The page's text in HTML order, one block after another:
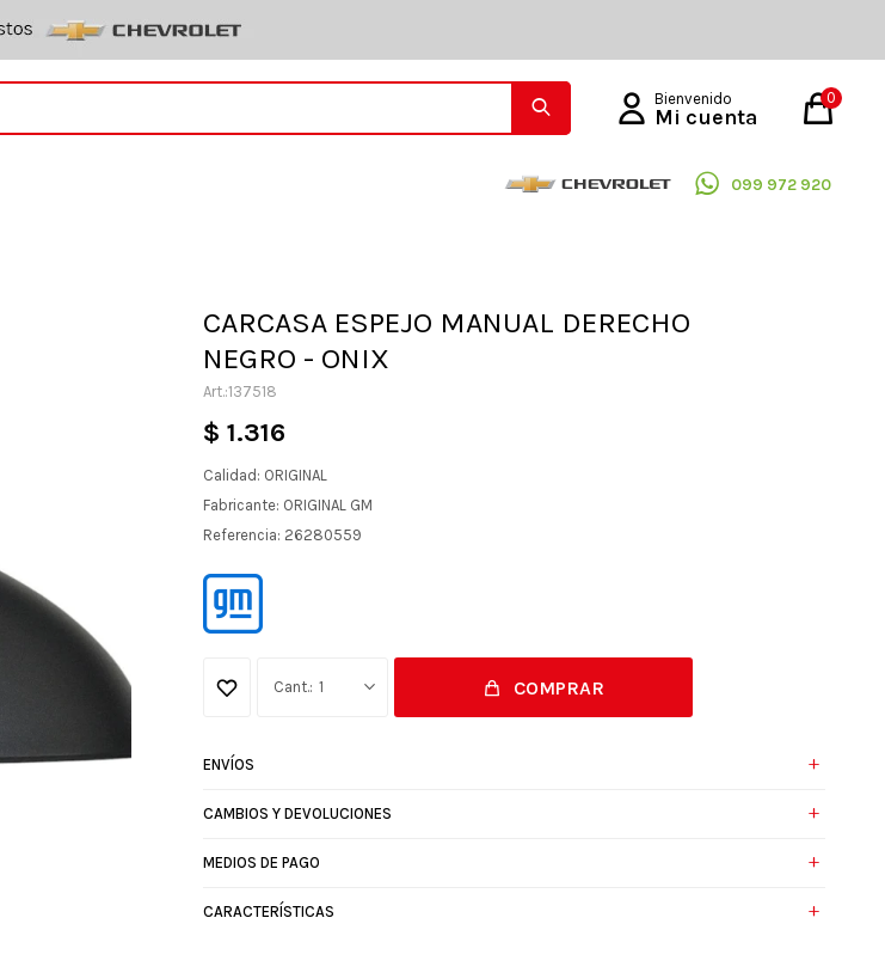
099 972 920
0
CARCASA ESPEJO MANUAL DERECHO
NEGRO - ONIX
137518
$ 1.316
Calidad: ORIGINAL
Fabricante: ORIGINAL GM
Referencia: 26280559
1 COMPRAR
ENVÍOS
CAMBIOS Y DEVOLUCIONES
MEDIOS DE PAGO
CARACTERÍSTICAS